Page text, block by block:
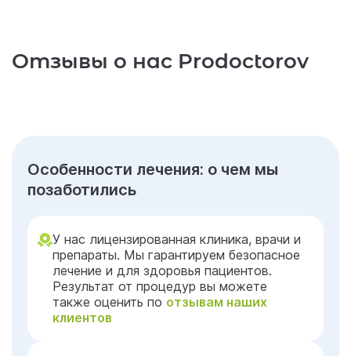
Отзывы о нас Prodoctorov
Особенности лечения: о чем мы
позаботились
У нас лицензированная клиника, врачи и
препараты. Мы гарантируем безопасное
лечение и для здоровья пациентов.
Результат от процедур вы можете
также оценить по отзывам наших
клиентов